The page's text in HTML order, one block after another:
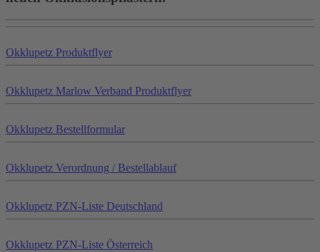
Okklupetz Produktflyer
Okklupetz Marlow Verband Produktflyer
Okklupetz Bestellformular
Okklupetz Verordnung / Bestellablauf
Okklupetz PZN-Liste Deutschland
Okklupetz PZN-Liste Österreich